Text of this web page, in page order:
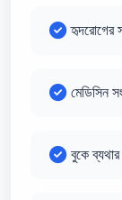
হৃদরোগের
মেডিসিন
বুকে ব্যথার